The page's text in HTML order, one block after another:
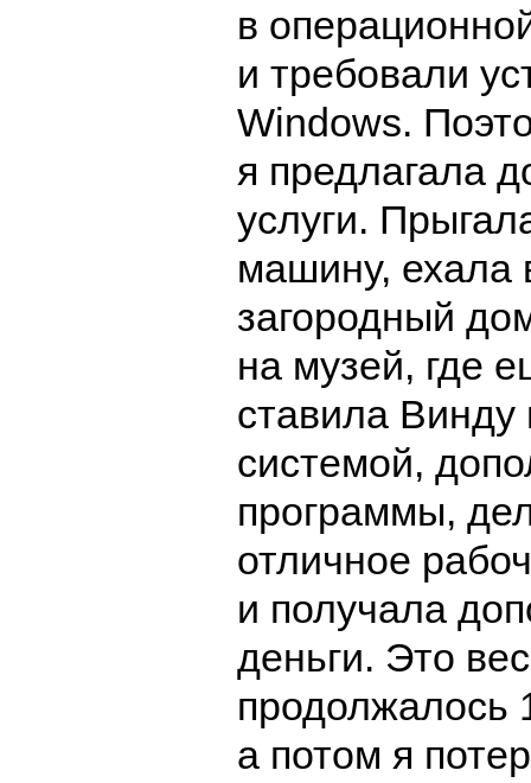
в
и требовали
Windows.
я предлагала
услуги.
машину, ехала
загородный
на музей, где
ставила Винду
системой,
программы,
отличное
и получала
деньги. Это
продолжалось
а потом я